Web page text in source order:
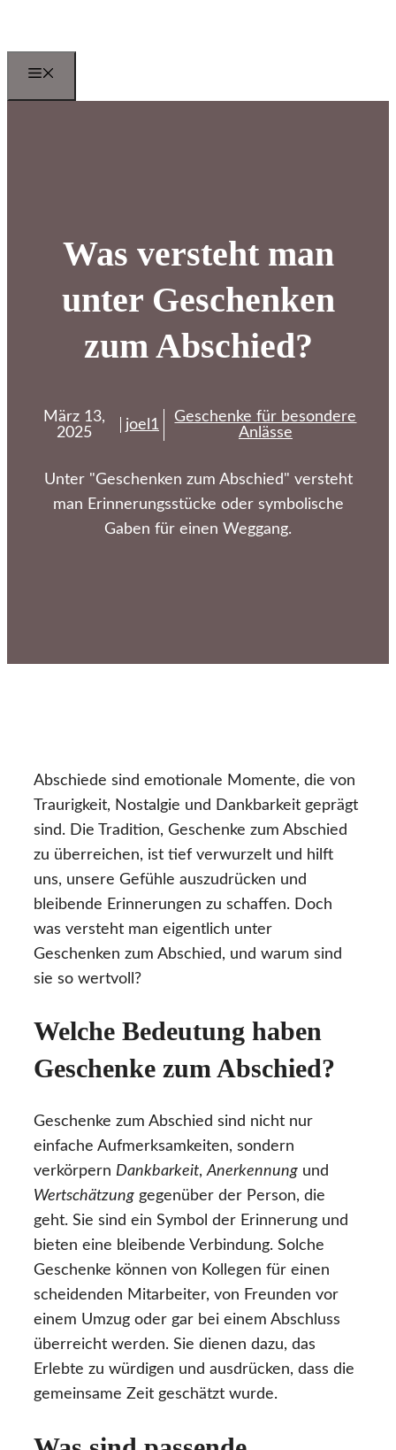
springen
Was versteht man
unter Geschenken
zum Abschied?
März 13,
2025
joel1
Geschenke für besondere
Anlässe
Unter "Geschenken zum Abschied" versteht
man Erinnerungsstücke oder symbolische
Gaben für einen Weggang.
Abschiede sind emotionale Momente, die von
Traurigkeit, Nostalgie und Dankbarkeit geprägt
sind. Die Tradition, Geschenke zum Abschied
zu überreichen, ist tief verwurzelt und hilft
uns, unsere Gefühle auszudrücken und
bleibende Erinnerungen zu schaffen. Doch
was versteht man eigentlich unter
Geschenken zum Abschied, und warum sind
sie so wertvoll?
Welche Bedeutung haben
Geschenke zum Abschied?
Geschenke zum Abschied sind nicht nur
einfache Aufmerksamkeiten, sondern
verkörpern Dankbarkeit,Anerkennung und
Wertschätzung gegenüber der Person, die
geht. Sie sind ein Symbol der Erinnerung und
bieten eine bleibende Verbindung. Solche
Geschenke können von Kollegen für einen
scheidenden Mitarbeiter, von Freunden vor
einem Umzug oder gar bei einem Abschluss
überreicht werden. Sie dienen dazu, das
Erlebte zu würdigen und ausdrücken, dass die
gemeinsame Zeit geschätzt wurde.